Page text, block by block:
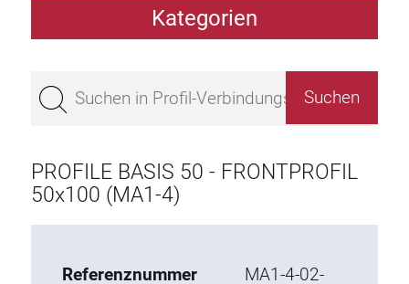
Kategorien
Bestseller
Profile Basis 45
Profile Basis 40
PROFILE BASIS 50 - FRONTPROFIL
50x100 (MA1-4)
Referenznummer
MA1-4-02-